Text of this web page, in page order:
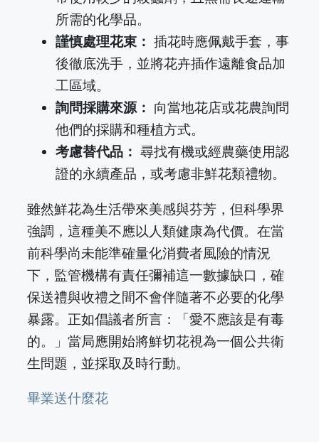
所需的化學品。
謹慎處理花束： 插花時應佩戴手套，事
後徹底洗手，並將花卉插作遠離食品加
工區域。
詢問採購來源： 向當地花店或花農詢問
他們的採購和種植方式。
考慮替代品： 尋找有機或經農藥使用認
證的永續產品，或考慮非鮮花類禮物。
雖然鮮花為生活帶來美感與芬芳，但科學界
強調，這種美不應以人類健康為代價。在當
前科學尚未能準確量化消費者風險的情況
下，監管機構有責任彌補這一數據缺口，確
保送禮與收禮之間不會伴隨著不必要的化學
暴露。正如倡議者所言：「愛不應該是有毒
的。」當局應開始將鮮切花視為一個公共衛
生問題，並採取及時行動。
畢業送什麼花